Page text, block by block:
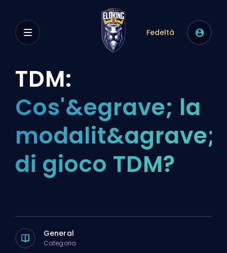
Fedeltà
TDM:
Cos'&egrave; la
modalit&agrave;
di gioco TDM?
General
Categoria